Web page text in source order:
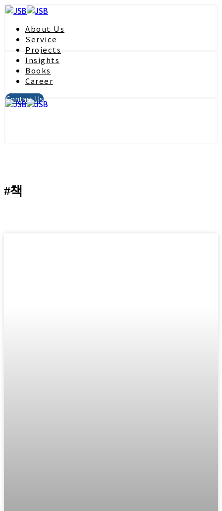
About Us
Service
Projects
Insights
Books
Career
Contact Us
#책